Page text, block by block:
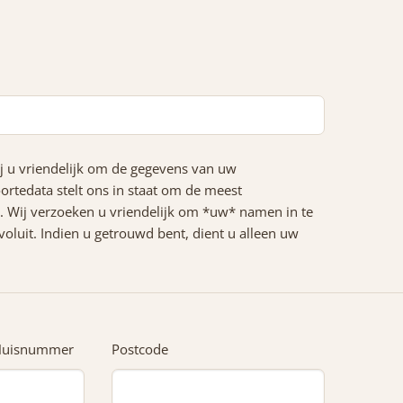
vriendelijk om de gegevens van uw
stelt ons in staat om de meest
Wij verzoeken u vriendelijk om *uw* namen in te
Indien u getrouwd bent, dient u alleen uw
Postcode